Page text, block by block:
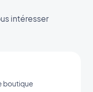
intéresser
boutique